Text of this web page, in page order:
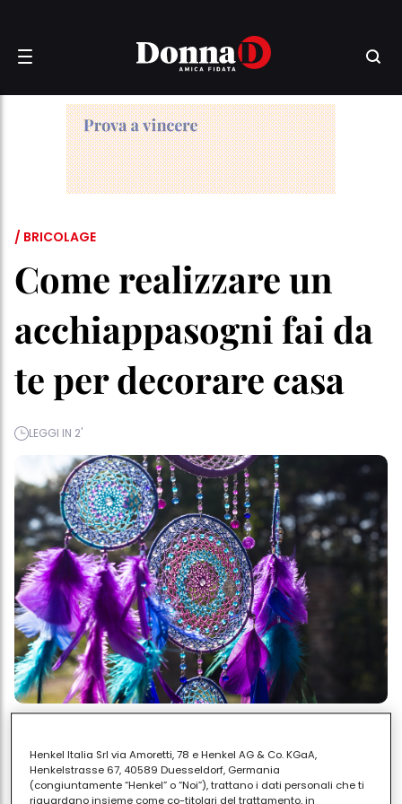
/ BRICOLAGE
Come realizzare un
acchiappasogni fai da
te per decorare casa
LEGGI IN 2'
Come realizzare un
acchiappasogni fai da te in pochi
Henkel Italia Srl via Amoretti, 78 e Henkel AG & Co. KGaA,
Henkelstrasse 67, 40589 Duesseldorf, Germania
(congiuntamente “Henkel” o “Noi”), trattano i dati personali che ti
riguardano insieme come co-titolari del trattamento, in